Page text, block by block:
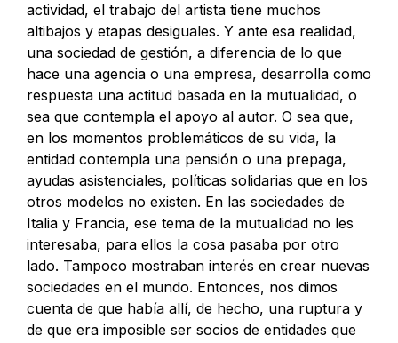
actividad, el trabajo del artista tiene muchos
altibajos y etapas desiguales. Y ante esa realidad,
una sociedad de gestión, a diferencia de lo que
hace una agencia o una empresa, desarrolla como
respuesta una actitud basada en la mutualidad, o
sea que contempla el apoyo al autor. O sea que,
en los momentos problemáticos de su vida, la
entidad contempla una pensión o una prepaga,
ayudas asistenciales, políticas solidarias que en los
otros modelos no existen. En las sociedades de
Italia y Francia, ese tema de la mutualidad no les
interesaba, para ellos la cosa pasaba por otro
lado. Tampoco mostraban interés en crear nuevas
sociedades en el mundo. Entonces, nos dimos
cuenta de que había allí, de hecho, una ruptura y
de que era imposible ser socios de entidades que